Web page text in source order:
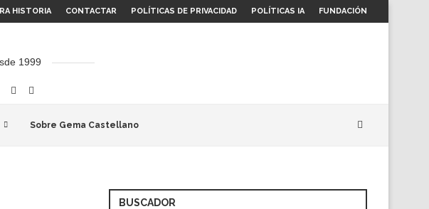
HISTORIA CONTACTAR POLÍTICAS DE PRIVACIDAD POLÍTICAS IA FUNDACIÓN
1999
Sobre Gema Castellano
BUSCADOR